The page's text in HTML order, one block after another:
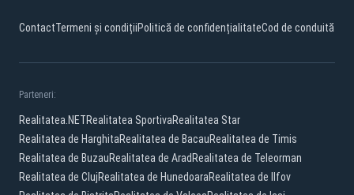
ContactTermeni și condițiiPolitică de confidențialitateCod de conduită
Parteneri:
Realitatea.NETRealitatea SportivaRealitatea Star
Realitatea de HarghitaRealitatea de BacauRealitatea de Timis
Realitatea de BuzauRealitatea de Arad Realitatea de Teleorman
Realitatea de ClujRealitatea de HunedoaraRealitatea de Ilfov